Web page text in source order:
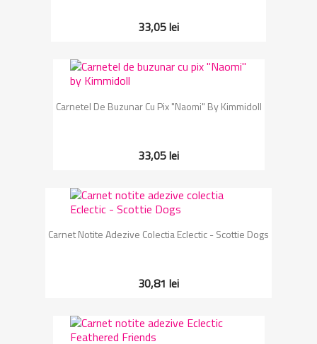
33,05 lei
Carnetel De Buzunar Cu Pix "Naomi" By Kimmidoll
33,05 lei
Carnet Notite Adezive Colectia Eclectic - Scottie Dogs
30,81 lei